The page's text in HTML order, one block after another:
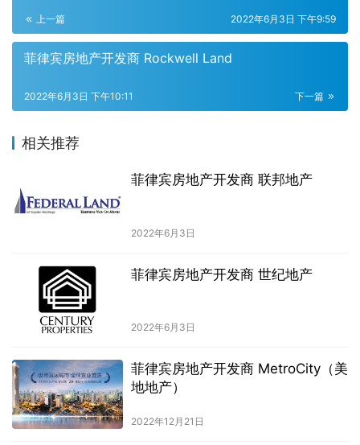
上一篇 2022年6月3日 下午9:59
菲律宾房地产开发商 Rockwell Land
下一篇
2022年6月3日 下午10:11
相关推荐
菲律宾房地产开发商 联邦地产
2022年6月3日
菲律宾房地产开发商 世纪地产
2022年6月3日
菲律宾房地产开发商 MetroCity（美
地地产）
2022年12月21日